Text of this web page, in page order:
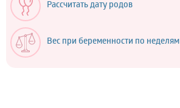
Рассчитать дату родов
Вес при беременности по неделям